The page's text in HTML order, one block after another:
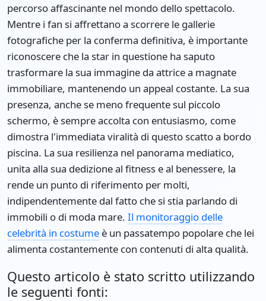
percorso affascinante nel mondo dello spettacolo.
Mentre i fan si affrettano a scorrere le gallerie
fotografiche per la conferma definitiva, è importante
riconoscere che la star in questione ha saputo
trasformare la sua immagine da attrice a magnate
immobiliare, mantenendo un appeal costante. La sua
presenza, anche se meno frequente sul piccolo
schermo, è sempre accolta con entusiasmo, come
dimostra l'immediata viralità di questo scatto a bordo
piscina. La sua resilienza nel panorama mediatico,
unita alla sua dedizione al fitness e al benessere, la
rende un punto di riferimento per molti,
indipendentemente dal fatto che si stia parlando di
immobili o di moda mare. Il monitoraggio delle
celebrità in costume è un passatempo popolare che lei
alimenta costantemente con contenuti di alta qualità.
Questo articolo è stato scritto utilizzando
le seguenti fonti: